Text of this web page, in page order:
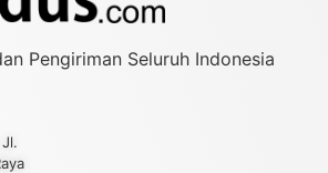
Pengiriman Seluruh Indonesia